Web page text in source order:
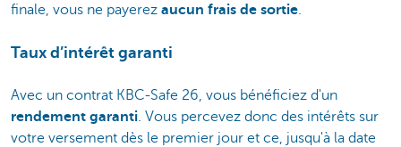
finale, vous ne payerez aucun frais de sortie.
Taux d’intérêt garanti
Avec un contrat KBC-Safe 26, vous bénéficiez d'un
rendement garanti. Vous percevez donc des intérêts sur
votre versement dès le premier jour et ce, jusqu'à la date